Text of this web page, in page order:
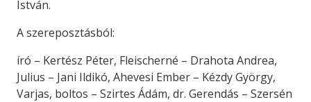
István.
A szereposztásból:
író – Kertész Péter, Fleischerné – Drahota Andrea,
Julius – Jani Ildikó, Ahevesi Ember – Kézdy György,
Varjas, boltos – Szirtes Ádám, dr. Gerendás – Szersén